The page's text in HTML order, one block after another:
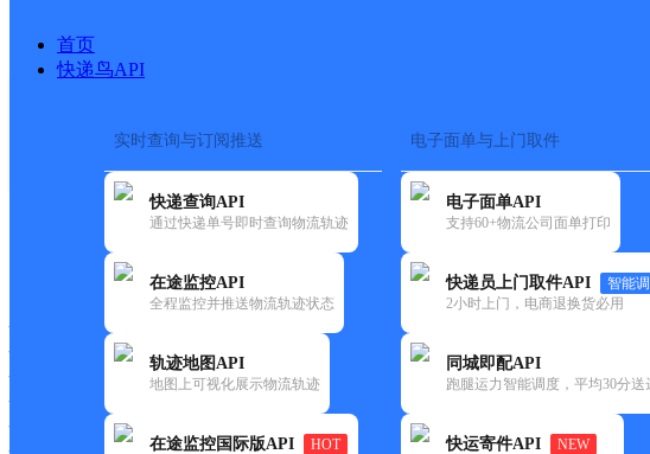
首页
快递鸟API
实时查询与订阅推送
快递查询API
通过快递单号即时查询物流轨迹
在途监控API
全程监控并推送物流轨迹状态
轨迹地图API
地图上可视化展示物流轨迹
在途监控国际版API
HOT
电子面单与上门取件
电子面单API
支持60+物流公司面单打印
快递员上门取件API
智能
2小时上门，电商退换货必用
同城即配API
跑腿运力智能调度，平均30分送
快运寄件API
NEW
快递大全 > 快递网点
快递大全 快运大全
NEW